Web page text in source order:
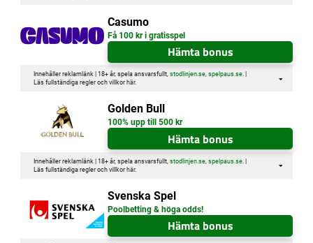
Casumo
Få 100 kr i gratisspel
Hämta bonus
Innehåller reklamlänk | 18+ år, spela ansvarsfullt, stodlinjen.se, spelpaus.se. |
Läs fullständiga regler och villkor här.
Golden Bull
100% upp till 500 kr
Hämta bonus
Innehåller reklamlänk | 18+ år, spela ansvarsfullt, stodlinjen.se, spelpaus.se. |
Läs fullständiga regler och villkor här.
Svenska Spel
Poolbetting & höga odds!
Hämta bonus